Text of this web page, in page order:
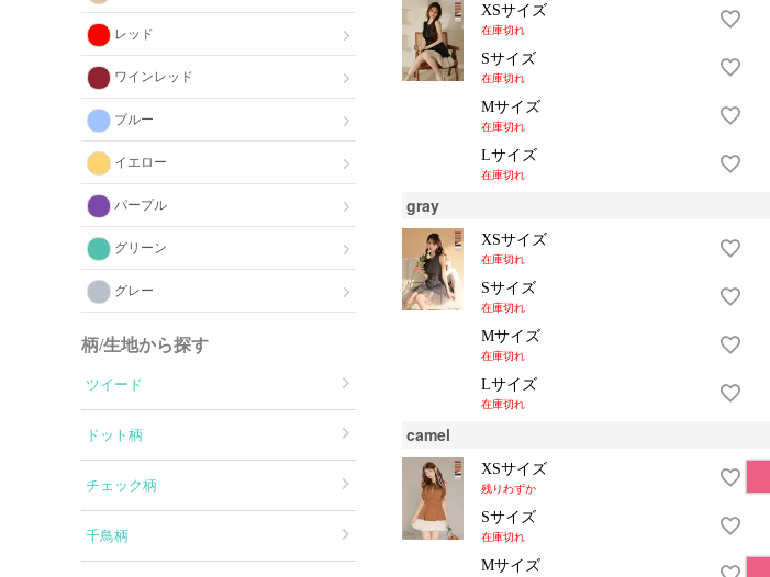
レッド
ワインレッド
ブルー
イエロー
パープル
グリーン
グレー
柄/生地から探す
ツイード
ドット柄
チェック柄
千鳥柄
XSサイズ
在庫切れ
Sサイズ
在庫切れ
Mサイズ
在庫切れ
Lサイズ
在庫切れ
gray
XSサイズ
在庫切れ
Sサイズ
在庫切れ
Mサイズ
在庫切れ
Lサイズ
在庫切れ
camel
XSサイズ
残りわずか
Sサイズ
在庫切れ
Mサイズ